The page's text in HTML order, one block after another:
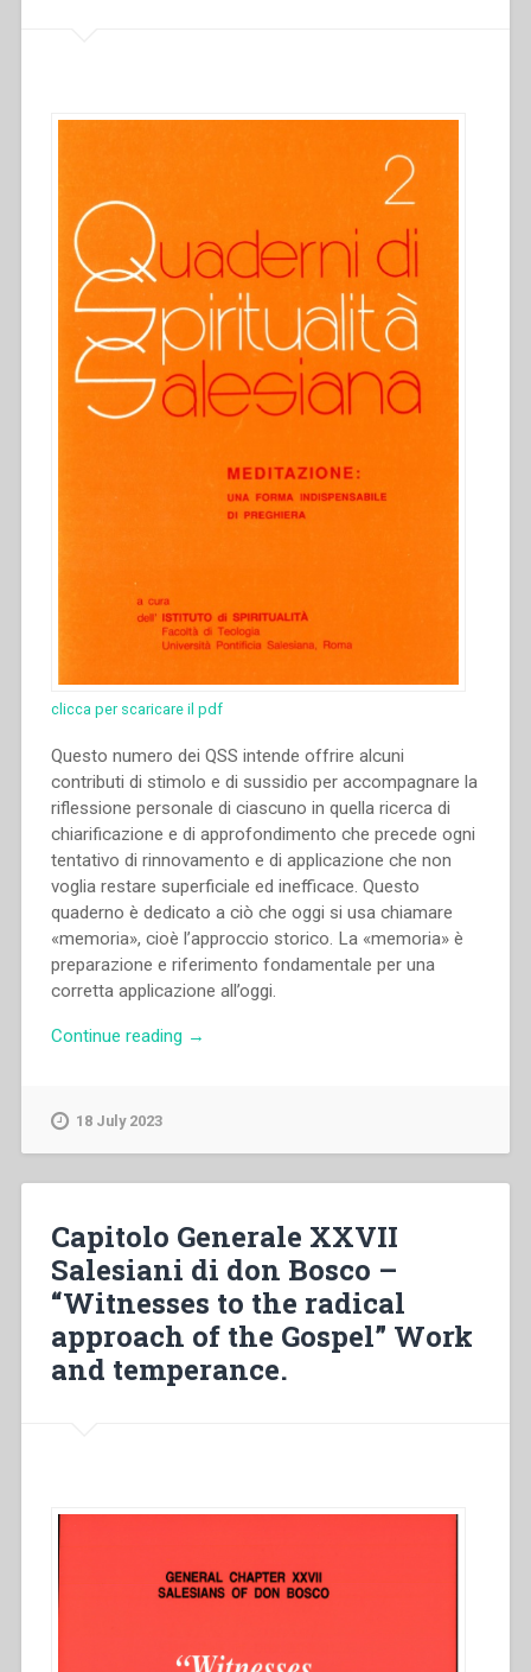
clicca per scaricare il pdf
Questo numero dei QSS intende offrire alcuni
contributi di stimolo e di sussidio per accompagnare la
riflessione personale di ciascuno in quella ricerca di
chiarificazione e di approfondimento che precede ogni
tentativo di rinnovamento e di applicazione che non
voglia restare superficiale ed inefficace. Questo
quaderno è dedicato a ciò che oggi si usa chiamare
«memoria», cioè l’approccio storico. La «memoria» è
preparazione e riferimento fondamentale per una
corretta applicazione all’oggi.
Continue reading “Enzo
indispensabile
di
preghiera”
→
18 July 2023
Capitolo Generale XXVII
Salesiani di don Bosco –
“Witnesses to the radical
approach of the Gospel” Work
and temperance.